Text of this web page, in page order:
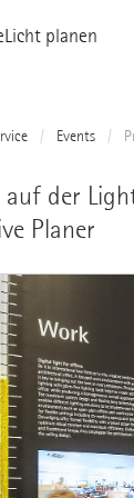
Licht planen
Events
auf der
Planer